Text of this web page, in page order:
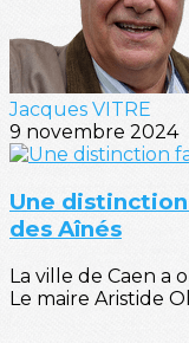
Jacques VITRE
9 novembre 2024
Une
des Aînés
La ville de Caen a
Le maire Aristide